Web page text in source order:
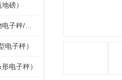
磅）
电子秤）
电子秤）